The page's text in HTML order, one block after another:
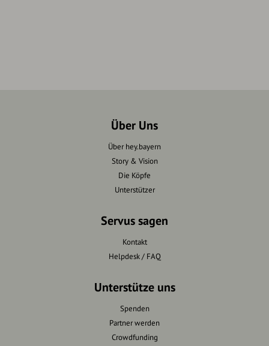
Über Uns
Über hey.bayern
Story & Vision
Die Köpfe
Unterstützer
Servus sagen
Kontakt
Helpdesk / FAQ
Unterstütze uns
Spenden
Partner werden
Crowdfunding